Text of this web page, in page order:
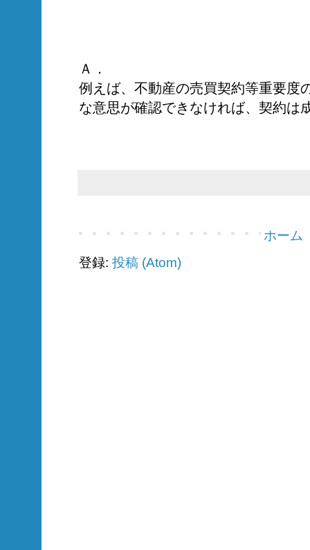
Ａ．
例えば、不動産の売買契約等重要度
な意思が確認できなければ、契約は
ホーム
登録: 投稿 (Atom)